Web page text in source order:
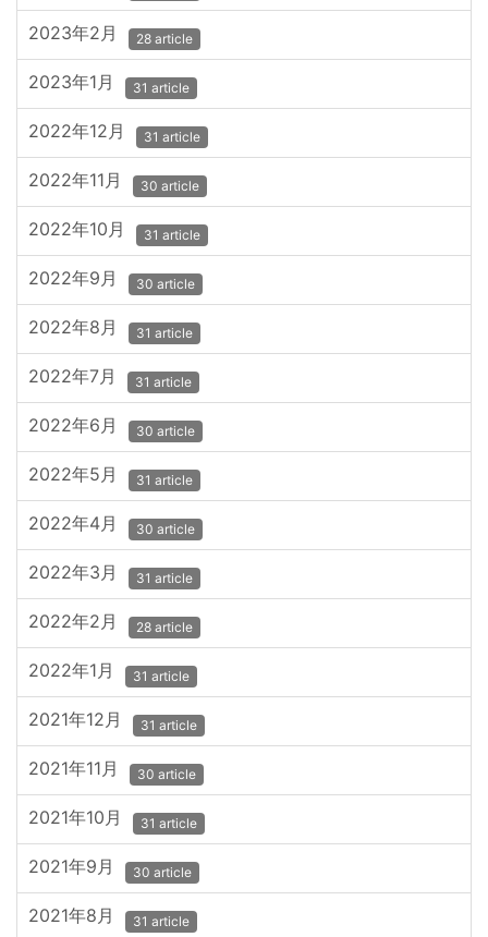
2023年2月 28 article
2023年1月 31 article
2022年12月 31 article
2022年11月 30 article
2022年10月 31 article
2022年9月 30 article
2022年8月 31 article
2022年7月 31 article
2022年6月 30 article
2022年5月 31 article
2022年4月 30 article
2022年3月 31 article
2022年2月 28 article
2022年1月 31 article
2021年12月 31 article
2021年11月 30 article
2021年10月 31 article
2021年9月 30 article
2021年8月 31 article